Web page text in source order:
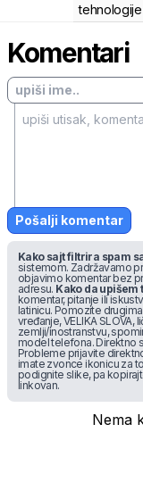
tehnologije
Komentari
Pošalji komentar
Kako sajt filtrira spam
sistemom. Zadržavamo
objavimo komentar bez
adresu. Kako da upišem
komentar, pitanje ili
latinicu. Pomozite
vređanje, VELIKA
zemlji/inostranstvu,
model telefona. Direktno
Probleme prijavite
imate zvonce ikonicu za
podignite slike, pa
linkovan.
Nema